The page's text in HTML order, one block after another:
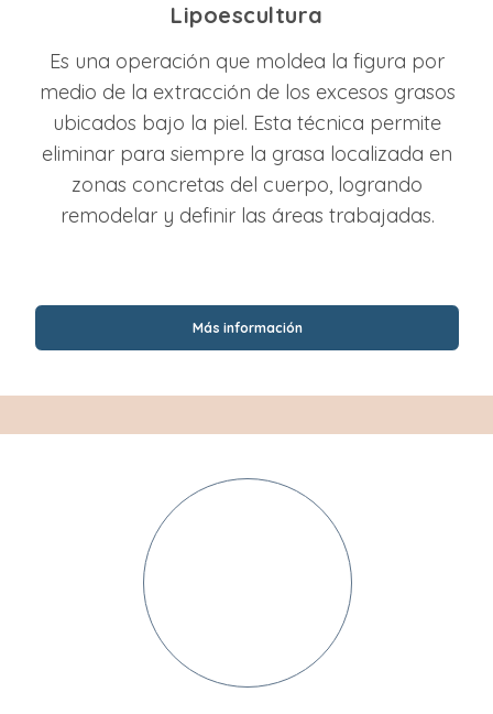
Lipoescultura
Es una operación que moldea la figura por
medio de la extracción de los excesos grasos
ubicados bajo la piel. Esta técnica permite
eliminar para siempre la grasa localizada en
zonas concretas del cuerpo, logrando
remodelar y definir las áreas trabajadas.
Más información